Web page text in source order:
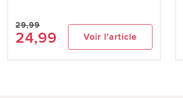
29,99
24,99 Voir l’article